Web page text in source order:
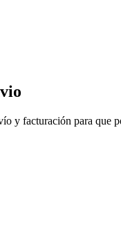
y facturación para que